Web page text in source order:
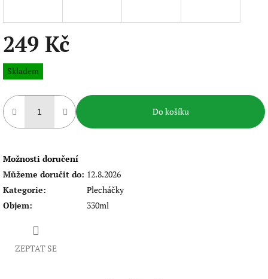
249 Kč
Měrná
cena:
Skladem
Do košíku
Možnosti doručení
Můžeme doručit do: 12.8.2026
Kategorie:
Plecháčky
Objem: 330ml
ZEPTAT SE